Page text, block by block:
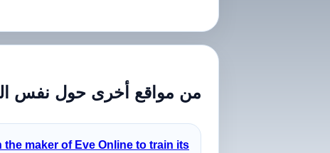
من مواقع أخرى حول نفس
maker of Eve Online to train its